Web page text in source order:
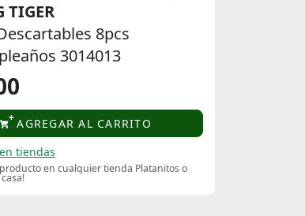
TIGER
8pcs
3014013
AGREGAR AL CARRITO
tiendas
producto en cualquier tienda Platanitos o